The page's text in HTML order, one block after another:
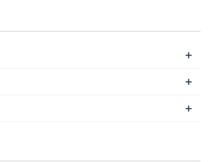
+
+
+